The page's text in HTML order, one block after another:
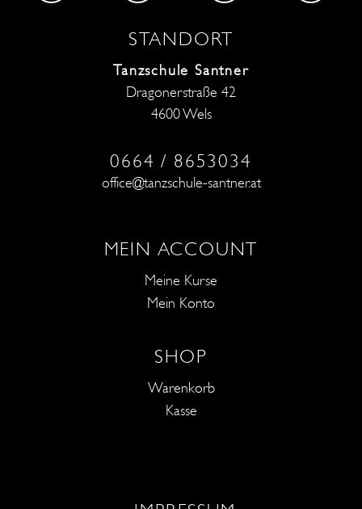
STANDORT
Tanzschule Santner
Dragonerstraße 42
4600 Wels
0664 / 8653034
office@tanzschule-santner.at
MEIN ACCOUNT
Meine Kurse
Mein Konto
SHOP
Warenkorb
Kasse